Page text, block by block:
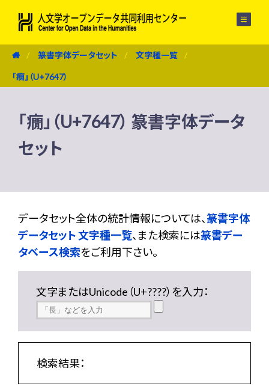
篆書字体データセット 文字種一覧
「癇」（U+7647）
「癇」（U+7647） 篆書字体データ
セット
データセット全体の統計情報については、篆書字体
データセット 文字種一覧、また検索には篆書デー
タベース検索をご利用下さい。
文字またはUnicode（U+????）を入力：
検索結果：